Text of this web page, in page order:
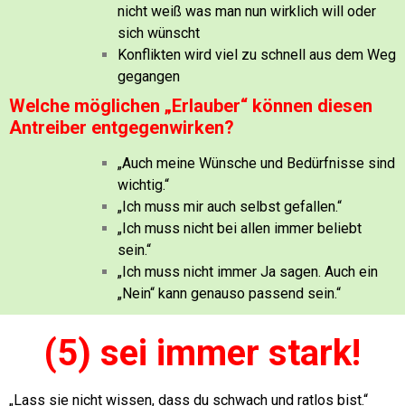
nicht weiß was man nun wirklich will oder
sich wünscht
Konflikten wird viel zu schnell aus dem Weg
gegangen
Welche möglichen „Erlauber“ können diesen
Antreiber entgegenwirken?
„Auch meine Wünsche und Bedürfnisse sind
wichtig.“
„Ich muss mir auch selbst gefallen.“
„Ich muss nicht bei allen immer beliebt
sein.“
„Ich muss nicht immer Ja sagen. Auch ein
„Nein“ kann genauso passend sein.“
(5) sei immer stark!
„Lass sie nicht wissen, dass du schwach und ratlos bist.“